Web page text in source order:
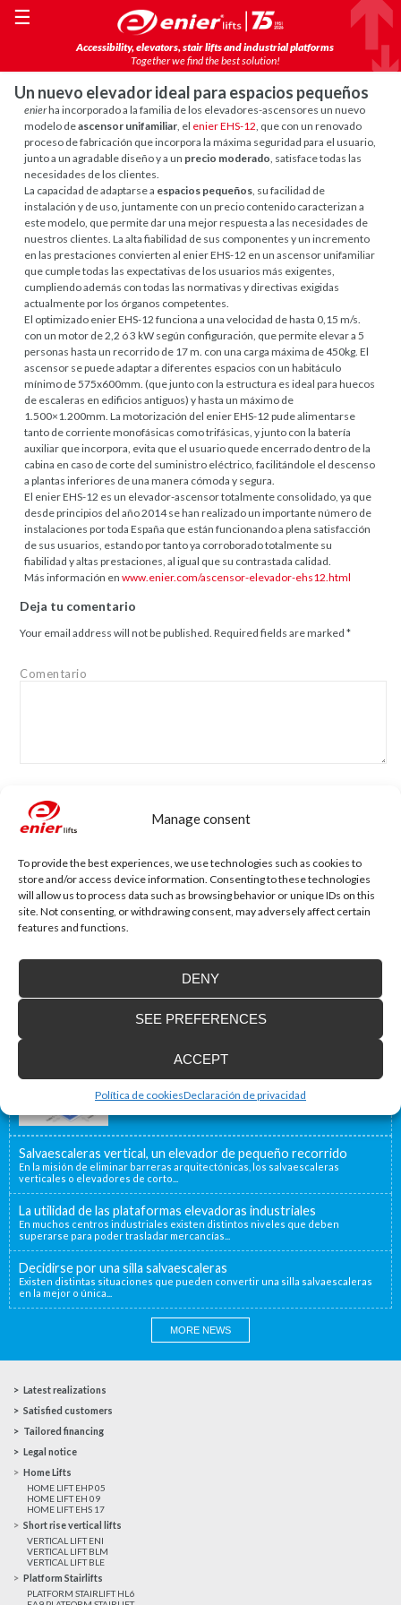
Manage consent
To provide the best experiences, we use technologies such as cookies to
store and/or access device information. Consenting to these technologies
will allow us to process data such as browsing behavior or unique IDs on this
site. Not consenting, or withdrawing consent, may adversely affect certain
features and functions.
ACCEPT
DENY
SEE PREFERENCES
Política de cookiesDeclaración de privacidad
Accessibility, elevators, stair lifts and industrial platforms
Together we find the best solution!
☰
Un nuevo elevador ideal para espacios pequeños
enierha incorporado a la familia de los elevadores-ascensores un nuevo
modelo deascensor unifamiliar, el enier EHS-12, que con un renovado
proceso de fabricación que incorpora la máxima seguridad para el usuario,
junto a un agradable diseño y a un precio moderado, satisface todas las
necesidades de los clientes.
La capacidad de adaptarse a espacios pequeños, su facilidad de
instalación y de uso, juntamente con un precio contenido caracterizan a
este modelo, que permite dar una mejor respuesta a las necesidades de
nuestros clientes. La alta fiabilidad de sus componentes y un incremento
en las prestaciones convierten al enier EHS-12 en un ascensor unifamiliar
que cumple todas las expectativas de los usuarios más exigentes,
cumpliendo además con todas las normativas y directivas exigidas
actualmente por los órganos competentes.
El optimizado enier EHS-12 funciona a una velocidad de hasta 0,15 m/s.
con un motor de 2,2 ó 3 kW según configuración, que permite elevar a 5
personas hasta un recorrido de 17 m. con una carga máxima de 450kg. El
ascensor se puede adaptar a diferentes espacios con un habitáculo
mínimo de 575x600mm. (que junto con la estructura es ideal para huecos
de escaleras en edificios antiguos) y hasta un máximo de
1.500×1.200mm. La motorización del enier EHS-12 pude alimentarse
tanto de corriente monofásicas como trifásicas, y junto con la batería
auxiliar que incorpora, evita que el usuario quede encerrado dentro de la
cabina en caso de corte del suministro eléctrico, facilitándole el descenso
a plantas inferiores de una manera cómoda y segura.
El enier EHS-12 es un elevador-ascensor totalmente consolidado, ya que
desde principios del año 2014 se han realizado un importante número de
instalaciones por toda España que están funcionando a plena satisfacción
de sus usuarios, estando por tanto ya corroborado totalmente su
fiabilidad y altas prestaciones, al igual que su contrastada calidad.
Más información enwww.enier.com/ascensor-elevador-ehs12.html
Deja tu comentario
Your email address will not be published. Required fields are marked*
Comentario
Name*
Website
Enier will be present at Interlift, the leading
world fair
From the 13th to the 16th of October, Enier will be
present at Interlift...
Salvaescaleras vertical, un elevador de pequeño recorrido
En la misión de eliminar barreras arquitectónicas, los salvaescaleras
verticales o elevadores de corto...
La utilidad de las plataformas elevadoras industriales
En muchos centros industriales existen distintos niveles que deben
superarse para poder trasladar mercancías...
Decidirse por una silla salvaescaleras
Existen distintas situaciones que pueden convertir una silla salvaescaleras
en la mejor o única...
MORE NEWS
Latest realizations
Satisfied customers
Tailored financing
Legal notice
Home Lifts
HOME LIFT EHP 05
HOME LIFT EH 09
HOME LIFT EHS 17
Short rise vertical lifts
VERTICAL LIFT ENI
VERTICAL LIFT BLM
VERTICAL LIFT BLE
Platform Stairlifts
PLATFORM STAIRLIFT HL6